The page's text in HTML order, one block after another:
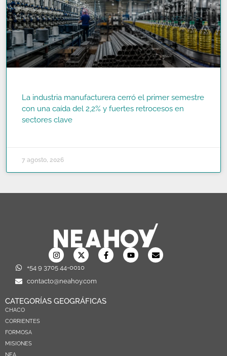
La industria manufacturera cerró el primer semestre
con una caída del 2,2% y fuertes retrocesos en
sectores clave
7 agosto, 2026
+54 9 3705 44-0010
contacto@neahoy.com
CATEGORÍAS GEOGRÁFICAS
CHACO
CORRIENTES
FORMOSA
MISIONES